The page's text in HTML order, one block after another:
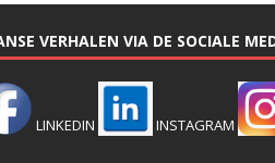
VERHALEN VIA DE SOCIALE
LINKEDIN INSTAGRAM